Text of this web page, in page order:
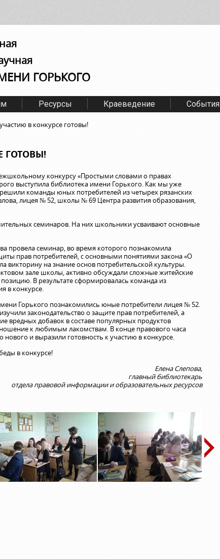
ГОРЬКОГО
Ресурсы Краеведение События
в конкурсе готовы!
ГОТОВЫ!
конкурсу «Простыми словами о правах
выступила библиотека имени Горького. Как мы уже
команды юных потребителей из четырех рязанских
лицея № 52, школы № 69 Центра развития образования,
семинаров. На них школьники усваивают основные
провела семинар, во время которого познакомила
прав потребителей, с основными понятиями закона «О
викторину на знание основ потребительской культуры.
зале школы, активно обсуждали сложные житейские
В результате сформировалась команда из
в конкурсе.
Горького познакомились юные потребители лицея № 52.
законодательство о защите прав потребителей, а
вредных добавок в составе популярных продуктов
к любимым лакомствам. В конце правового часа
и выразили готовность к участию в конкурсе.
в конкурсе!
Елена Слепова,
главный библиотекарь
отдела правовой информации и образовательных ресурсов